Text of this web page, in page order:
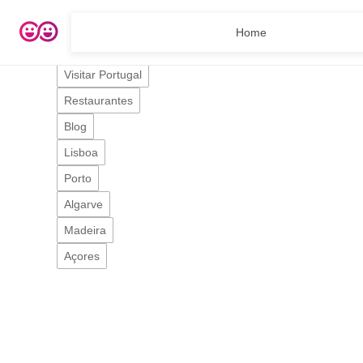
Home
Visitar Portugal
Restaurantes
Blog
Lisboa
Porto
Algarve
Madeira
Açores